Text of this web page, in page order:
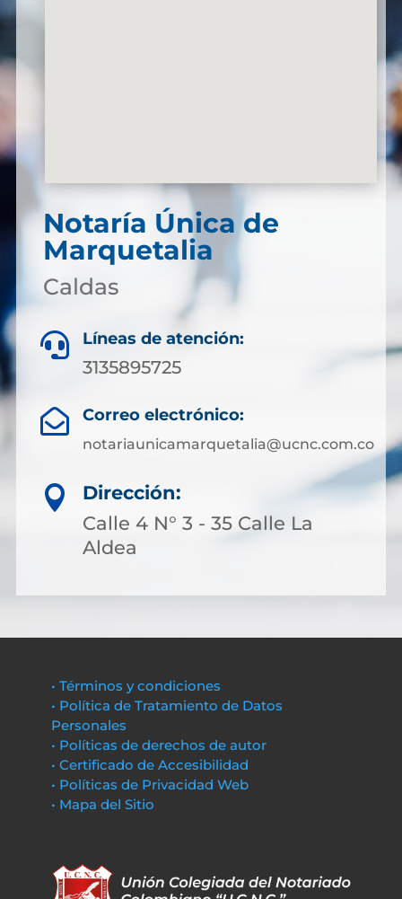
Notaría Única de
Marquetalia
Caldas
 Líneas de atención:
3135895725
 Correo electrónico:
notariaunicamarquetalia@ucnc.com.co

Dirección:
Calle 4 N° 3 - 35 Calle La
Aldea
• Términos y condiciones
• Política de Tratamiento de Datos
Personales
• Políticas de derechos de autor
• Certificado de Accesibilidad
• Políticas de Privacidad Web
• Mapa del Sitio